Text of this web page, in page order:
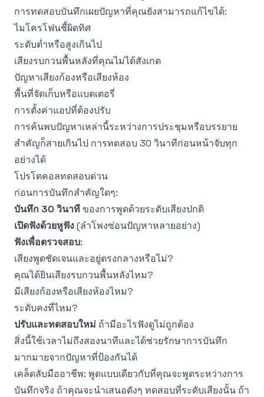
การทดสอบบันทึกเผยปัญหาที่คุณยังสามารถแก้ไขได้:
ไมโครโฟนชี้ผิดทิศ
ระดับต่ำหรือสูงเกินไป
เสียงรบกวนพื้นหลังที่คุณไม่ได้สังเกต
ปัญหาเสียงก้องหรือเสียงห้อง
พื้นที่จัดเก็บหรือแบตเตอรี่
การตั้งค่าแอปที่ต้องปรับ
การค้นพบปัญหาเหล่านี้ระหว่างการประชุมหรือบรรยาย
สำคัญก็สายเกินไป การทดสอบ 30 วินาทีก่อนหน้าจับทุก
อย่างได้
โปรโตคอลทดสอบด่วน
ก่อนการบันทึกสำคัญใดๆ:
บันทึก 30 วินาทีของการพูดด้วยระดับเสียงปกติ
เปิดฟังด้วยหูฟัง(ลำโพงซ่อนปัญหาหลายอย่าง)
ฟังเพื่อตรวจสอบ:
เสียงพูดชัดเจนและอยู่ตรงกลางหรือไม่?
คุณได้ยินเสียงรบกวนพื้นหลังไหม?
มีเสียงก้องหรือเสียงห้องไหม?
ระดับคงที่ไหม?
ปรับและทดสอบใหม่ ถ้ามีอะไรฟังดูไม่ถูกต้อง
สิ่งนี้ใช้เวลาไม่ถึงสองนาทีและได้ช่วยรักษาการบันทึก
มากมายจากปัญหาที่ป้องกันได้
เคล็ดลับมืออาชีพ: พูดแบบเดียวกับที่คุณจะพูดระหว่างการ
บันทึกจริง ถ้าคุณจะนำเสนอดังๆ ทดสอบที่ระดับเสียงนั้น ถ้า